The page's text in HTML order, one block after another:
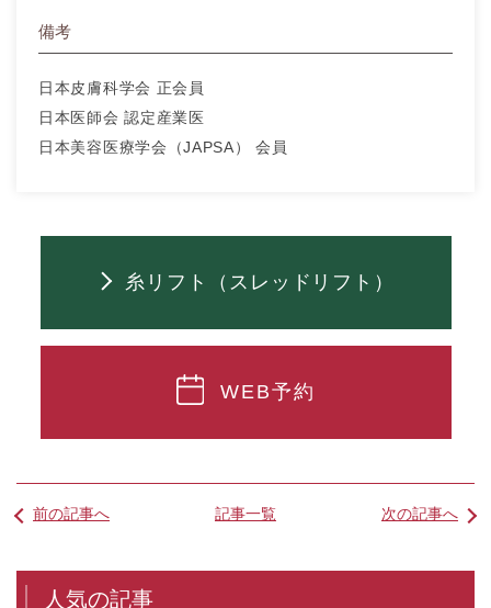
備考
日本皮膚科学会 正会員
日本医師会 認定産業医
日本美容医療学会（JAPSA） 会員
糸リフト（スレッドリフト）
WEB予約
前の記事へ 記事一覧 次の記事へ
人気の記事